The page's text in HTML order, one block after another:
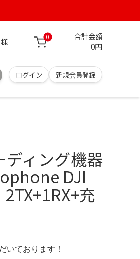
0 合計金額
0円
ログイン 新規会員登録
ディング機器
DJI
充
いております！